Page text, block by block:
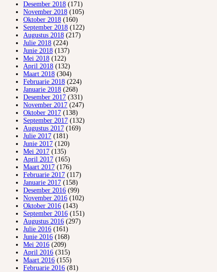
Desember 2018 (171)
November 2018 (105)
Oktober 2018 (160)
September 2018 (122)
Augustus 2018 (217)
Julie 2018 (224)
Junie 2018 (137)
Mei 2018 (122)
April 2018 (132)
Maart 2018 (304)
Februarie 2018 (224)
Januarie 2018 (268)
Desember 2017 (331)
November 2017 (247)
Oktober 2017 (138)
September 2017 (132)
Augustus 2017 (169)
Julie 2017 (181)
Junie 2017 (120)
Mei 2017 (135)
April 2017 (165)
Maart 2017 (176)
Februarie 2017 (117)
Januarie 2017 (158)
Desember 2016 (99)
November 2016 (102)
Oktober 2016 (143)
September 2016 (151)
Augustus 2016 (297)
Julie 2016 (161)
Junie 2016 (168)
Mei 2016 (209)
April 2016 (315)
Maart 2016 (155)
Februarie 2016 (81)